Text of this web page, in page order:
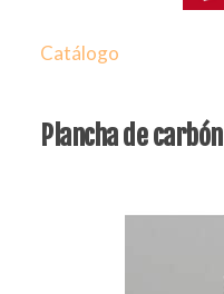
Catálogo
Plancha de carbón